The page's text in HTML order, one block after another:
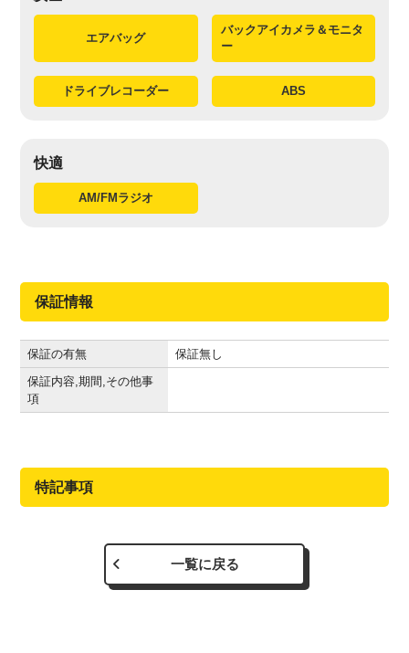
エアバッグ
バックアイカメラ＆モニタ
ー
ドライブレコーダー ABS
快適
AM/FMラジオ
保証情報
保証の有無
保証無し
保証内容,期間,その他事
項
特記事項
一覧に戻る